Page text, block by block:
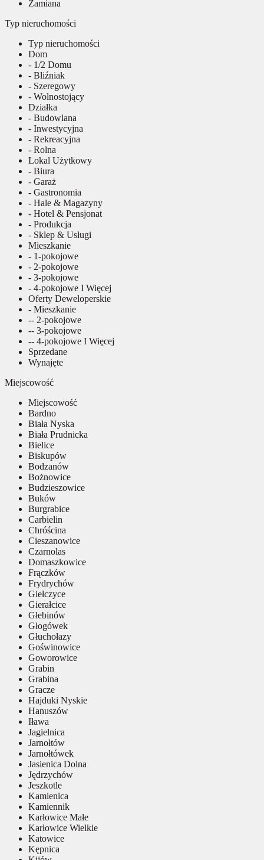
Zamiana
Typ nieruchomości
Typ nieruchomości
Dom
- 1/2 Domu
- Bliźniak
- Szeregowy
- Wolnostojący
Działka
- Budowlana
- Inwestycyjna
- Rekreacyjna
- Rolna
Lokal Użytkowy
- Biura
- Garaż
- Gastronomia
- Hale & Magazyny
- Hotel & Pensjonat
- Produkcja
- Sklep & Usługi
Mieszkanie
- 1-pokojowe
- 2-pokojowe
- 3-pokojowe
- 4-pokojowe I Więcej
Oferty Deweloperskie
- Mieszkanie
-- 2-pokojowe
-- 3-pokojowe
-- 4-pokojowe I Więcej
Sprzedane
Wynajęte
Miejscowość
Miejscowość
Bardno
Biała Nyska
Biała Prudnicka
Bielice
Biskupów
Bodzanów
Bożnowice
Budzieszowice
Buków
Burgrabice
Carbielin
Chróścina
Cieszanowice
Czarnolas
Domaszkowice
Frączków
Frydrychów
Giełczyce
Gierałcice
Głebinów
Głogówek
Głuchołazy
Goświnowice
Goworowice
Grabin
Grabina
Gracze
Hajduki Nyskie
Hanuszów
Iława
Jagielnica
Jarnołtów
Jarnołtówek
Jasienica Dolna
Jędrzychów
Jeszkotle
Kamienica
Kamiennik
Karłowice Małe
Karłowice Wielkie
Katowice
Kępnica